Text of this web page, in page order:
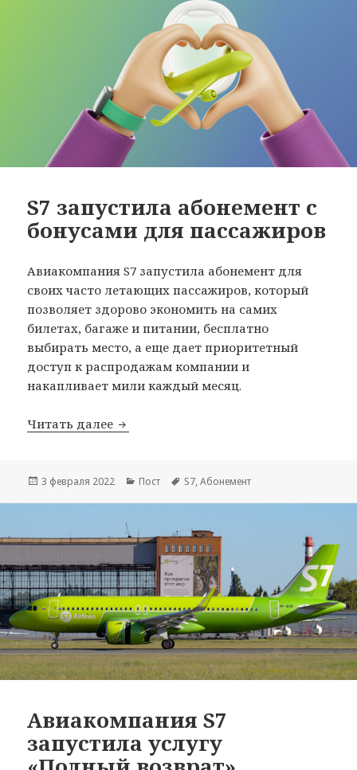
S7 запустила абонемент с
бонусами для пассажиров
Авиакомпания S7 запустила абонемент для
своих часто летающих пассажиров, который
позволяет здорово экономить на самих
билетах, багаже и питании, бесплатно
выбирать место, а еще дает приоритетный
доступ к распродажам компании и
накапливает мили каждый месяц.
Читать далее S7 запустила абонемент с бонусами
Опубликовано
3 февраля 2022 Рубрики
Пост Метки
S7,Абонемент
Авиакомпания S7
запустила услугу